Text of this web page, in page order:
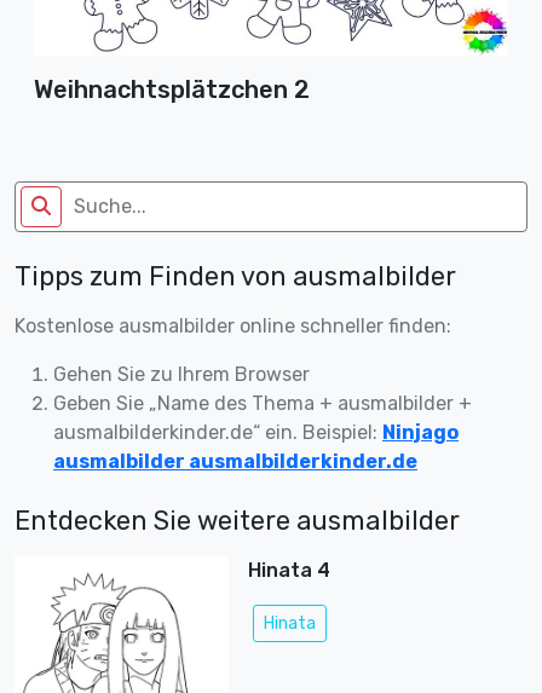
Weihnachtsplätzchen 2
Tipps zum Finden von ausmalbilder
Kostenlose ausmalbilder online schneller finden:
Gehen Sie zu Ihrem Browser
Geben Sie „Name des Thema + ausmalbilder +
ausmalbilderkinder.de“ ein. Beispiel: Ninjago
ausmalbilder ausmalbilderkinder.de
Entdecken Sie weitere ausmalbilder
Hinata 4
Hinata